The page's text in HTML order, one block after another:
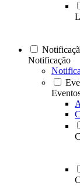
Notificação